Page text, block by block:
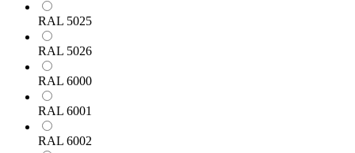
RAL 5025
RAL 5026
RAL 6000
RAL 6001
RAL 6002